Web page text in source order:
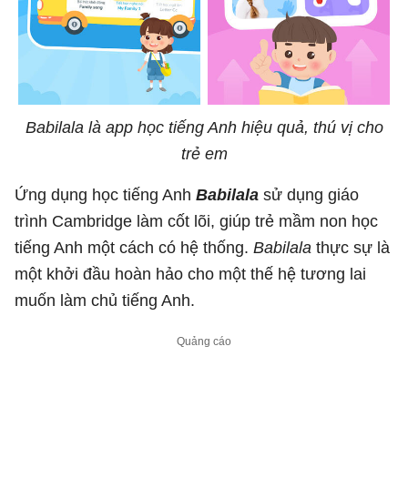
Babilala là app học tiếng Anh hiệu quả, thú vị cho
trẻ em
Ứng dụng học tiếng Anh Babilala sử dụng giáo
trình Cambridge làm cốt lõi, giúp trẻ mầm non học
tiếng Anh một cách có hệ thống. Babilala thực sự là
một khởi đầu hoàn hảo cho một thế hệ tương lai
muốn làm chủ tiếng Anh.